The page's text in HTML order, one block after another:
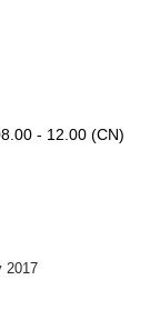
- 12.00 (CN)
2017